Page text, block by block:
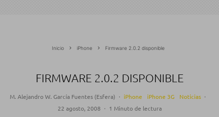
Inicio iPhone Firmware 2.0.2 disponible
FIRMWARE 2.0.2 DISPONIBLE
M. Alejandro W. García Fuentes (Esfera) · iPhone iPhone 3G Noticias ·
22 agosto, 2008 · 1 Minuto de lectura